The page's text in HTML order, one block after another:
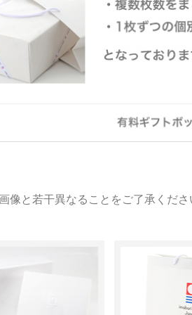
像と若干異なることをご了承くださ